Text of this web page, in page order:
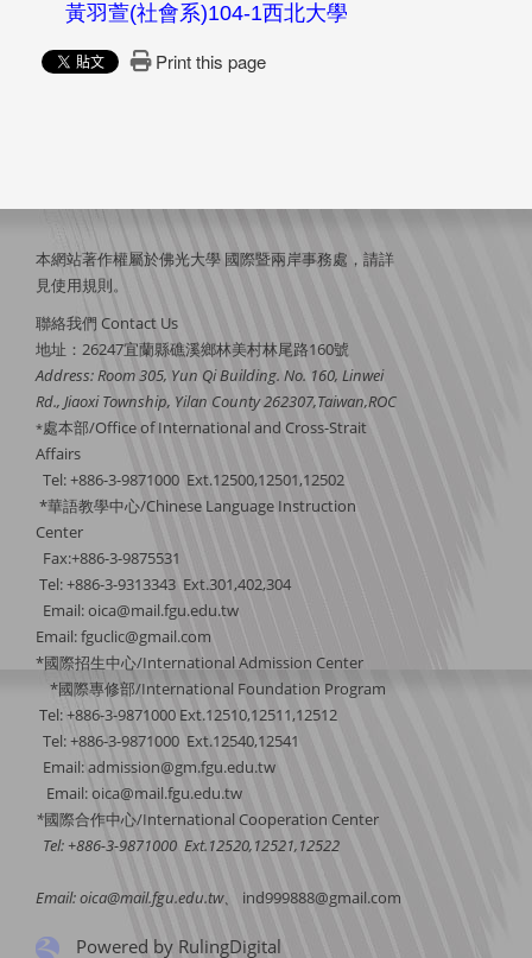
黃羽萱(社會系)104-1西北大學
Print this page
本網站著作權屬於佛光大學 國際暨兩岸事務處，請詳
見使用規則。
聯絡我們 Contact Us
地址：26247宜蘭縣礁溪鄉林美村林尾路160號
Address: Room 305, Yun Qi Building. No. 160, Linwei
Rd., Jiaoxi Township, Yilan County 262307,Taiwan,ROC
*處本部/Office of International and Cross-Strait
Affairs
Tel: +886-3-9871000 Ext.12500,12501,12502
*華語教學中心/Chinese Language Instruction
Center
Fax:+886-3-9875531
Tel: +886-3-9313343 Ext.301,402,304
Email:oica@mail.fgu.edu.tw
Email: fguclic@gmail.com
*國際招生中心/International Admission Center
*國際專修部/International Foundation Program
Tel: +886-3-9871000 Ext.12510,12511,12512
Tel: +886-3-9871000 Ext.12540,12541
Email: admission@gm.fgu.edu.tw
Email:oica@mail.fgu.edu.tw
*國際合作中心/International Cooperation Center
Tel: +886-3-9871000 Ext.12520,12521,12522
Email:oica@mail.fgu.edu.tw、 ind999888@gmail.com
Powered by RulingDigital